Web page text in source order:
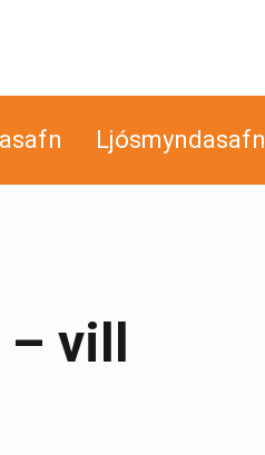
Ljósmyndasafn
– vill